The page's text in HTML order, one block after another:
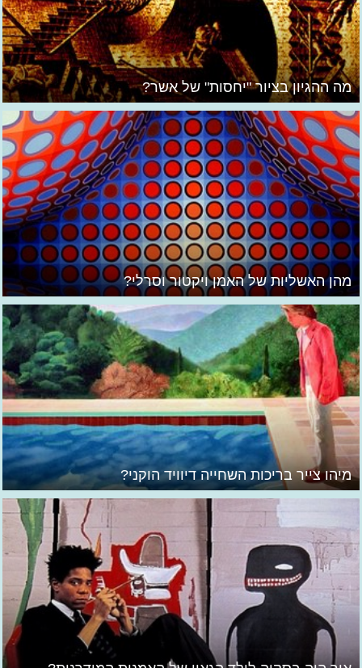
מה ההגיון בציור "יחסות" של אשר?
מהן האשליות של האמן ויקטור וסרלי?
מיהו צייר בריכות השחייה דיוויד הוקני?